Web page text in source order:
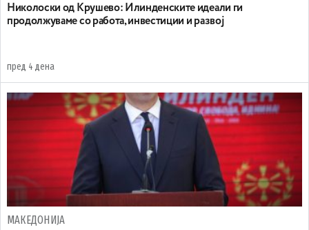
Николоски од Крушево: Илинденските идеали ги
продолжуваме со работа, инвестиции и развој
пред 4 дена
МАКЕДОНИЈА